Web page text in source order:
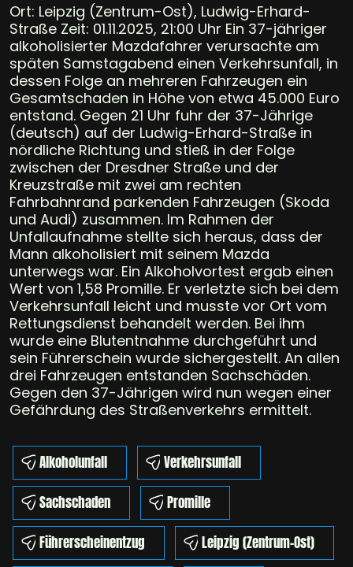
Ort: Leipzig (Zentrum-Ost), Ludwig-Erhard-
Straße Zeit: 01.11.2025, 21:00 Uhr Ein 37-jähriger
alkoholisierter Mazdafahrer verursachte am
späten Samstagabend einen Verkehrsunfall, in
dessen Folge an mehreren Fahrzeugen ein
Gesamtschaden in Höhe von etwa 45.000 Euro
entstand. Gegen 21 Uhr fuhr der 37-Jährige
(deutsch) auf der Ludwig-Erhard-Straße in
nördliche Richtung und stieß in der Folge
zwischen der Dresdner Straße und der
Kreuzstraße mit zwei am rechten
Fahrbahnrand parkenden Fahrzeugen (Skoda
und Audi) zusammen. Im Rahmen der
Unfallaufnahme stellte sich heraus, dass der
Mann alkoholisiert mit seinem Mazda
unterwegs war. Ein Alkoholvortest ergab einen
Wert von 1,58 Promille. Er verletzte sich bei dem
Verkehrsunfall leicht und musste vor Ort vom
Rettungsdienst behandelt werden. Bei ihm
wurde eine Blutentnahme durchgeführt und
sein Führerschein wurde sichergestellt. An allen
drei Fahrzeugen entstanden Sachschäden.
Gegen den 37-Jährigen wird nun wegen einer
Gefährdung des Straßenverkehrs ermittelt.
Alkoholunfall
Verkehrsunfall
Sachschaden
Promille
Führerscheinentzug
Leipzig (Zentrum-Ost)